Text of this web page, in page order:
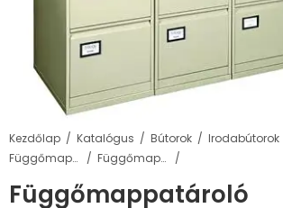
Kezdőlap Katalógus Bútorok
Irodabútorok
Függőmappa tárolószekrények és állványok
Függőmappa tárolószekrények
Függőmappatároló